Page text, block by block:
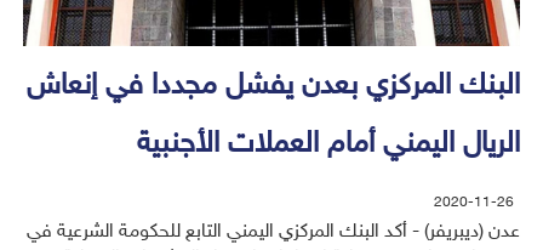
البنك المركزي بعدن يفشل مجددا في إنعاش
الريال اليمني أمام العملات الأجنبية
2020-11-26
عدن (ديبريفر) - أكد البنك المركزي اليمني التابع للحكومة الشرعية في